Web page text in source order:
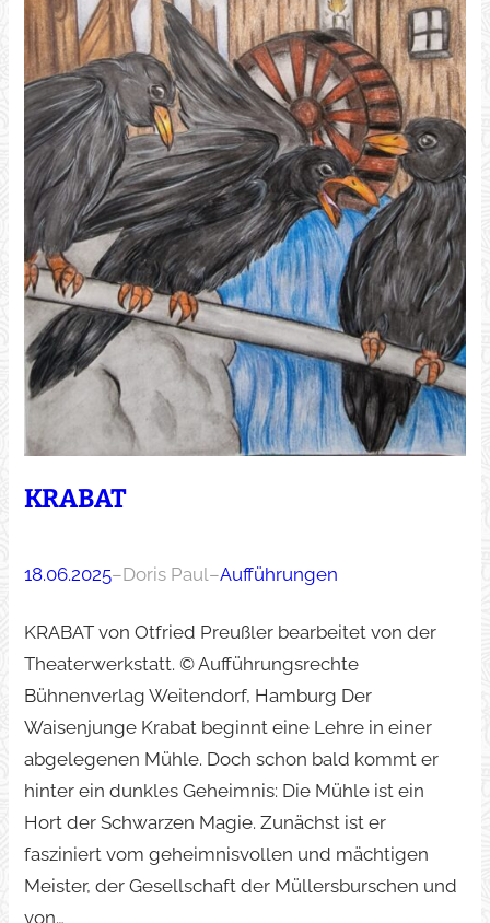
KRABAT
18.06.2025–Doris Paul–Aufführungen
KRABAT von Otfried Preußler bearbeitet von der
Theaterwerkstatt. © Aufführungsrechte
Bühnenverlag Weitendorf, Hamburg Der
Waisenjunge Krabat beginnt eine Lehre in einer
abgelegenen Mühle. Doch schon bald kommt er
hinter ein dunkles Geheimnis: Die Mühle ist ein
Hort der Schwarzen Magie. Zunächst ist er
fasziniert vom geheimnisvollen und mächtigen
Meister, der Gesellschaft der Müllersburschen und
von…